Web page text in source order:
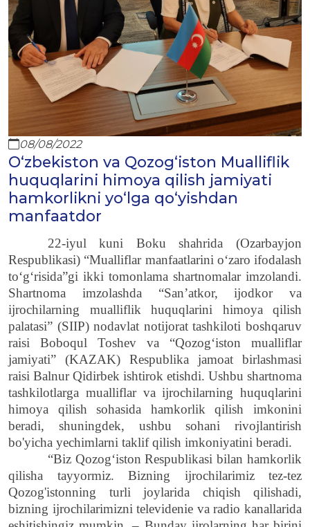
08/08/2022
O‘zbekiston va Qozog‘iston Mualliflik
huquqlarini himoya qilish jamiyati
hamkorlikni yo‘lga qo‘yishdan
manfaatdor
22-iyul kuni Boku shahrida (Ozarbayjon
Respublikasi) “Mualliflar manfaatlarini oʻzaro ifodalash
toʻgʻrisida”gi ikki tomonlama shartnomalar imzolandi.
Shartnoma imzolashda “San’atkor, ijodkor va
ijrochilarning mualliflik huquqlarini himoya qilish
palatasi” (SIIP) nodavlat notijorat tashkiloti boshqaruv
raisi Boboqul Toshev va “Qozog‘iston mualliflar
jamiyati” (KAZAK) Respublika jamoat birlashmasi
raisi Balnur Qidirbek ishtirok etishdi. Ushbu shartnoma
tashkilotlarga mualliflar va ijrochilarning huquqlarini
himoya qilish sohasida hamkorlik qilish imkonini
beradi, shuningdek, ushbu sohani rivojlantirish
bo'yicha yechimlarni taklif qilish imkoniyatini beradi.
“Biz Qozog‘iston Respublikasi bilan hamkorlik
qilisha tayyormiz. Bizning ijrochilarimiz tez-tez
Qozog'istonning turli joylarida chiqish qilishadi,
bizning ijrochilarimizni televidenie va radio kanallarida